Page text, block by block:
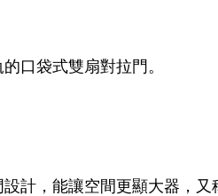
口袋式雙扇對拉門。
計，能讓空間更顯大器，又